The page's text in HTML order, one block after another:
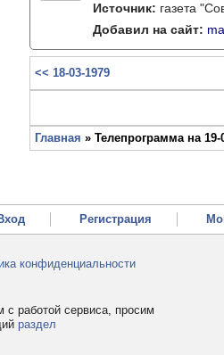
Источник: газета
Добавил на сайт:
<< 18-03-1979
Главная » Телепрограмма на 19-
Регистрация
конфиденциальности
работой сервиса, просим
раздел